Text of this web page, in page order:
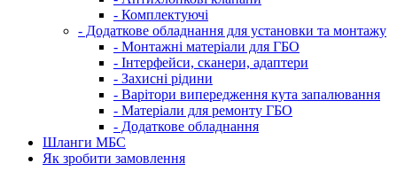
- Комплектуючі
- Додаткове обладнання для установки та монтажу
- Монтажні матеріали для ГБО
- Інтерфейси, сканери, адаптери
- Захисні рідини
- Варітори випередження кута запалювання
- Матеріали для ремонту ГБО
- Додаткове обладнання
Шланги МБС
Як зробити замовлення